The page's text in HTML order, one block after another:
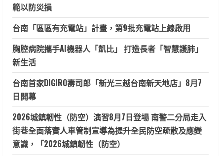
範以防災損
台南「區區有充電站」計畫，第9批充電站上線啟用
胸腔病院攜手AI機器人「凱比」 打造長者「智慧護肺」
新生活
台南首家DIGIRO壽司郎「新光三越台南新天地店」8月7
日開幕
2026城鎮韌性（防空）演習8月7日登場 南警二分局走入
街巷全面落實人車管制宣導為提升全民防空疏散及應變
意識，「2026城鎮韌性（防空）